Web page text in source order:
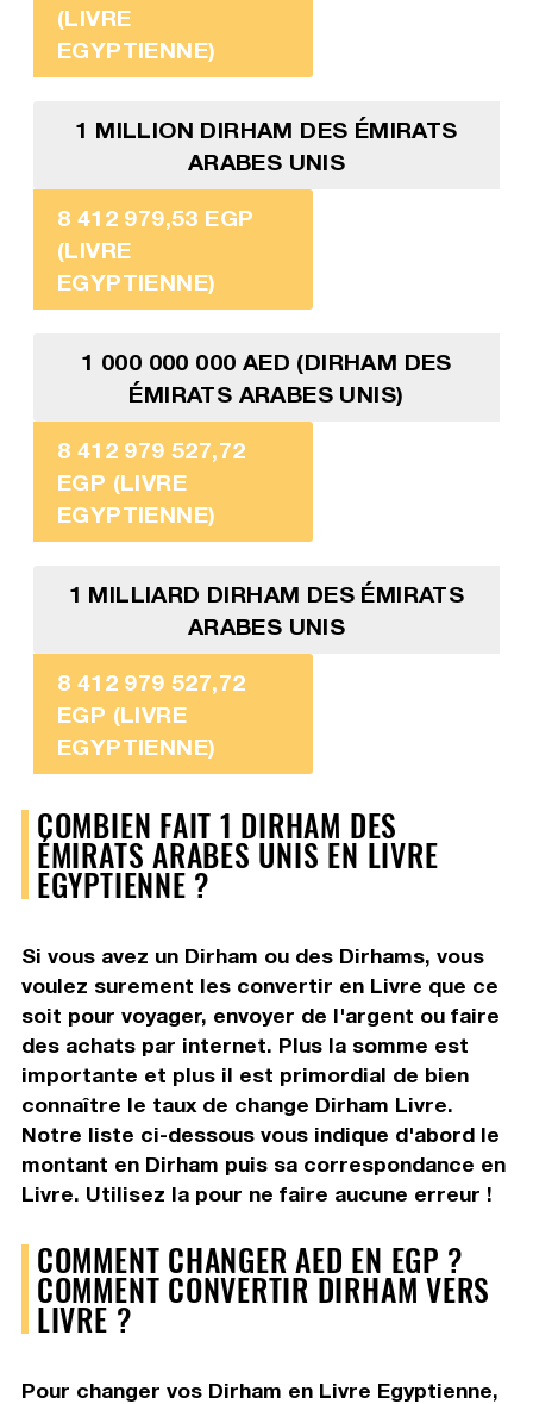
(LIVRE
EGYPTIENNE)
1 MILLION DIRHAM DES ÉMIRATS
ARABES UNIS
8 412 979,53 EGP
(LIVRE
EGYPTIENNE)
1 000 000 000 AED (DIRHAM DES
ÉMIRATS ARABES UNIS)
8 412 979 527,72
EGP (LIVRE
EGYPTIENNE)
1 MILLIARD DIRHAM DES ÉMIRATS
ARABES UNIS
8 412 979 527,72
EGP (LIVRE
EGYPTIENNE)
COMBIEN FAIT 1 DIRHAM DES
ÉMIRATS ARABES UNIS EN LIVRE
EGYPTIENNE ?
Si vous avez un Dirham ou des Dirhams, vous
voulez surement les convertir en Livre que ce
soit pour voyager, envoyer de l'argent ou faire
des achats par internet. Plus la somme est
importante et plus il est primordial de bien
connaître le taux de change Dirham Livre.
Notre liste ci-dessous vous indique d'abord le
montant en Dirham puis sa correspondance en
Livre. Utilisez la pour ne faire aucune erreur !
COMMENT CHANGER AED EN EGP ?
COMMENT CONVERTIR DIRHAM VERS
LIVRE ?
Pour changer vos Dirham en Livre Egyptienne,